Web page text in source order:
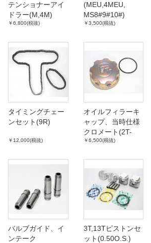
テンショナーアイ
ドラー(M,4M)
￥6,800(税抜)
(MEU,4MEU,
MS8#9#10#)
￥3,500(税抜)
タイミングチェー
ンセット(9R)
￥12,000(税抜)
オイルフィラーキ
ャップ、当時仕様
クロメート(2T-
G,R型,M型)
￥6,500(税抜)
バルブガイド、イ
ンテーク
3T,13Tピストンセ
ット(0.50O.S.)